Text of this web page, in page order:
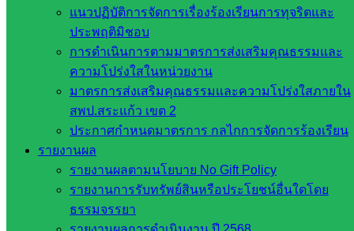
แนวปฏิบัติการจัดการเรื่องร้องเรียนการทุจริตและ
ประพฤติมิชอบ
การดำเนินการตามมาตรการส่งเสริมคุณธรรมและ
ความโปร่งใสในหน่วยงาน
มาตรการส่งเสริมคุณธรรมและความโปร่งใสภายใน
สพป.สระแก้ว เขต 2
ประกาศกำหนดมาตรการ กลไกการจัดการร้องเรียน
รายงานผล
รายงานผลตามนโยบาย No Gift Policy
รายงานการรับทรัพย์สินหรือประโยชน์อื่นใดโดย
ธรรมจรรยา
ประเทศไทย
เว็บไซต์
สำนักต่าง
สพฐ.
เว็บไซต์
สพม. ใน
สังกัด
สพฐ.
เว็บไซต์
สพป. ใน